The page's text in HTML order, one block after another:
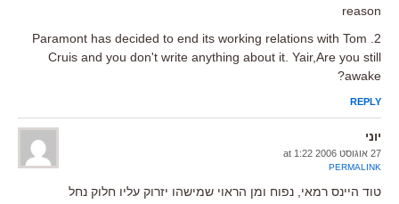
reason
2. Paramont has decided to end its working relations with Tom
Cruis and you don't write anything about it. Yair,Are you still
awake?
REPLY
יוני
27 אוגוסט 2006 at 1:22
PERMALINK
טוד היינס רמאי, נפוח ומן הראוי שמישהו יזרוק עליו חלוק נחל